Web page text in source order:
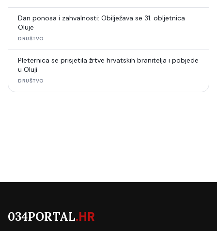
Dan ponosa i zahvalnosti: Obilježava se 31. obljetnica
Oluje
DRUŠTVO
Pleternica se prisjetila žrtve hrvatskih branitelja i pobjede
u Oluji
DRUŠTVO
034PORTAL.HR